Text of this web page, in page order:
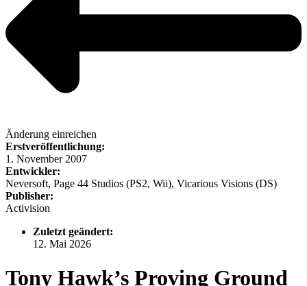
Änderung einreichen
Erstveröffentlichung:
1. November 2007
Entwickler:
Neversoft, Page 44 Studios (PS2, Wii), Vicarious Visions (DS)
Publisher:
Activision
Zuletzt geändert:
12. Mai 2026
Tony Hawk’s Proving Ground